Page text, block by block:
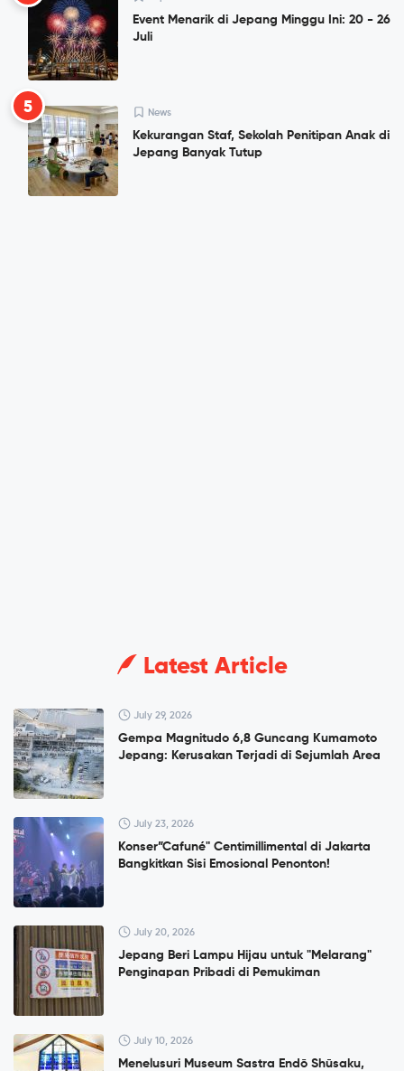
Event Menarik di Jepang Minggu Ini: 20 - 26
Juli
5 News
Kekurangan Staf, Sekolah Penitipan Anak di
Jepang Banyak Tutup
Latest Article
July 29, 2026
Gempa Magnitudo 6,8 Guncang Kumamoto
Jepang: Kerusakan Terjadi di Sejumlah Area
July 23, 2026
Konser”Cafuné" Centimillimental di Jakarta
Bangkitkan Sisi Emosional Penonton!
July 20, 2026
Jepang Beri Lampu Hijau untuk "Melarang"
Penginapan Pribadi di Pemukiman
July 10, 2026
Menelusuri Museum Sastra Endō Shūsaku,